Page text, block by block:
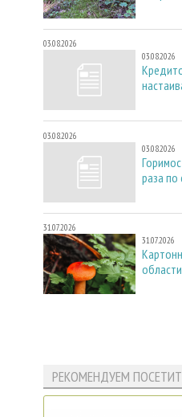
03.08.2026
03.08.2026
03.08.2026
03.08.2026
раза
31.07.2026
31.07.2026
РЕКОМЕНДУЕМ